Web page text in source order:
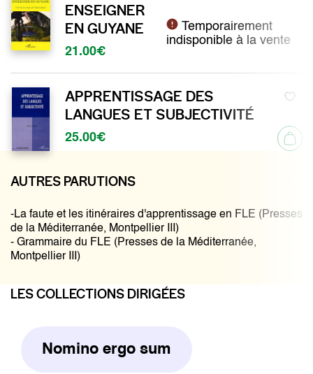
ENSEIGNER
EN GUYANE
21.00€
Temporairement
indisponible à la vente
APPRENTISSAGE DES
LANGUES ET SUBJECTIVITÉ
25.00€
AUTRES PARUTIONS
-La faute et les itinéraires d'apprentissage en FLE (Presses
de la Méditerranée, Montpellier III)
- Grammaire du FLE (Presses de la Méditerranée,
Montpellier III)
LES COLLECTIONS DIRIGÉES
Nomino ergo sum